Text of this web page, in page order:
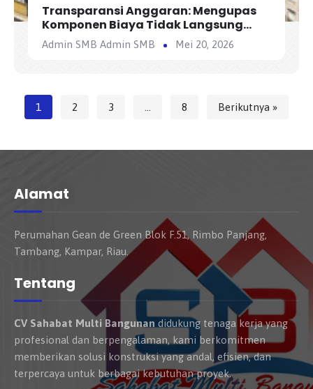
Transparansi Anggaran: Mengupas
Komponen Biaya Tidak Langsung
(Overhead) dalam AHSP
Admin SMB Admin SMB Mei 20, 2026
1 2 3 8 Berikutnya »
Alamat
Perumahan Gean de Green Blok F.51, Rimbo Panjang,
Tambang, Kampar, Riau.
Tentang
CV Sahabat Multi Bangunan didukung tenaga kerja yang
profesional dan berpengalaman, kami berkomitmen
memberikan solusi konstruksi yang andal, efisien, dan
terpercaya untuk berbagai kebutuhan proyek.